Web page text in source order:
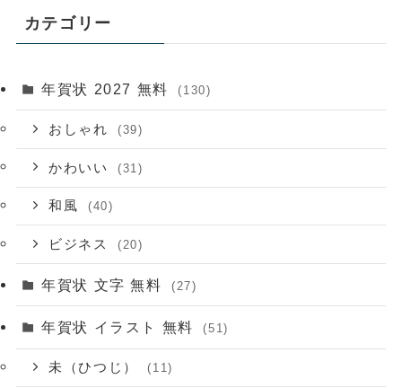
カテゴリー
年賀状 2027 無料 (130)
おしゃれ (39)
かわいい (31)
和風 (40)
ビジネス (20)
年賀状 文字 無料 (27)
年賀状 イラスト 無料 (51)
未（ひつじ） (11)